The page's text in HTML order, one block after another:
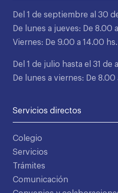
Del 1 de septiembre al 30
De lunes a jueves: De 8.00
Viernes: De 9.00 a 14.00 hs.
Del 1 de julio hasta el 31 de
De lunes a viernes: De 8.00
Servicios directos
Colegio
Servicios
Trámites
Comunicación